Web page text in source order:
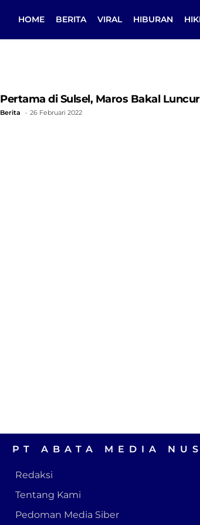
HOME BERITA VIRAL HIBURAN
Pertama di Sulsel, Maros Bakal
Berita 26 Februari 2022
PT ABATA MEDIA
Redaksi
Tentang Kami
Pedoman Media Siber